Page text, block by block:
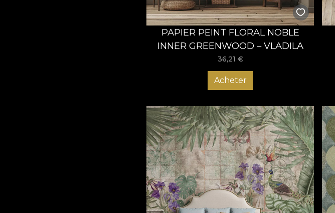
PAPIER PEINT FLORAL NOBLE
INNER GREENWOOD – VLADILA
36,21 €
Acheter